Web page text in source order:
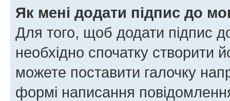
Як мені додати підпис до
Для того, щоб додати підпис
необхідно спочатку створити
можете поставити галочку
формі написання